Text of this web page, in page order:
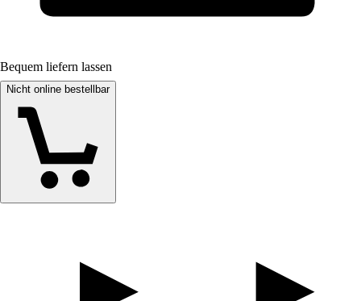
Bequem liefern lassen
Nicht online bestellbar